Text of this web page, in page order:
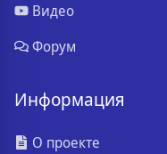
Видео
Форум
Информация
О проекте